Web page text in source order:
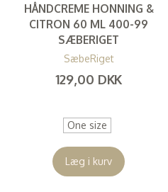
HÅNDCREME HONNING &
CITRON 60 ML 400-99
SÆBERIGET
SæbeRiget
129,00 DKK
One size
Læg i kurv